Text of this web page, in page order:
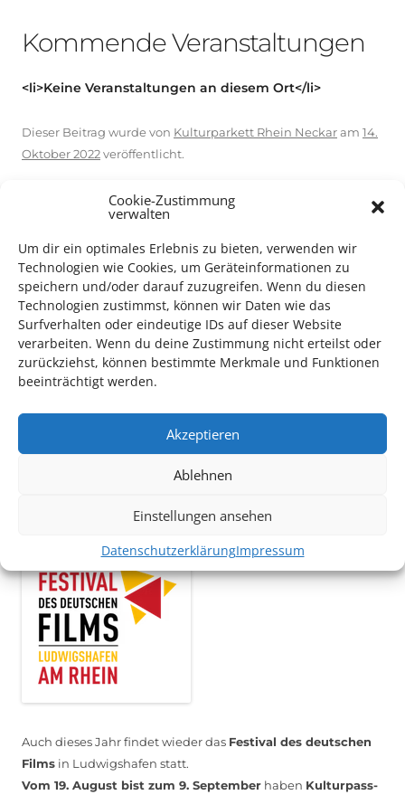
Cookie-Zustimmung
verwalten
Um dir ein optimales Erlebnis zu bieten, verwenden wir
Technologien wie Cookies, um Geräteinformationen zu
speichern und/oder darauf zuzugreifen. Wenn du diesen
Technologien zustimmst, können wir Daten wie das
Surfverhalten oder eindeutige IDs auf dieser Website
verarbeiten. Wenn du deine Zustimmung nicht erteilst oder
zurückziehst, können bestimmte Merkmale und Funktionen
beeinträchtigt werden.
Akzeptieren
Ablehnen
Einstellungen ansehen
DatenschutzerklärungImpressum
Kommende Veranstaltungen
<li>Keine Veranstaltungen an diesem Ort</li>
Dieser Beitrag wurdevon Kulturparkett Rhein Neckaram 14.
Oktober 2022veröffentlicht.
Beitragsnavigation
←Schloss Mannheim
(Universität)
Mehrgenerationenhaus
Heidelberg
TECHNIK SUPPORT GESUCHT!
info@kulturparkett-rhein-neckar.de
*KULTURTIPP SOMMERPAUSE: FESTIVAL DES DEUTSCHEN FILMS*
Auch dieses Jahr findet wieder das Festival des deutschen
Films in Ludwigshafen statt.
Vom 19. August bist zum 9. September haben Kulturpass-